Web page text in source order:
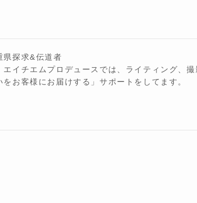
県探求&伝道者
エイチエムプロデュースでは、ライティング、
お客様にお届けする」サポートをしてます。